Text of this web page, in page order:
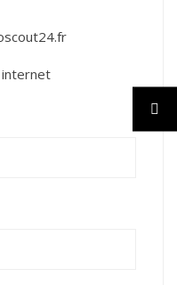
internet